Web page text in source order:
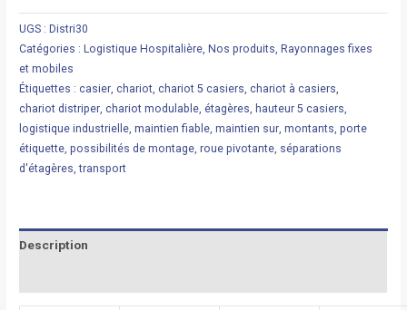
UGS : Distri30
Catégories : Logistique Hospitalière, Nos produits, Rayonnages fixes
et mobiles
Étiquettes :casier,chariot,chariot 5 casiers,chariot à casiers,
chariot distriper,chariot modulable, étagères, hauteur 5 casiers,
logistique industrielle,maintien fiable,maintien sur,montants,porte
étiquette,possibilités de montage,roue pivotante, séparations
d'étagères,transport
Description